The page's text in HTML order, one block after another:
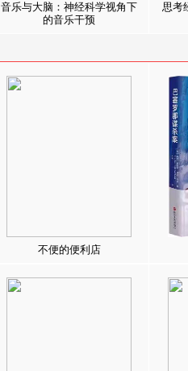
音乐与大脑：神经科学视角下
的音乐干预
思考
不便的便利店